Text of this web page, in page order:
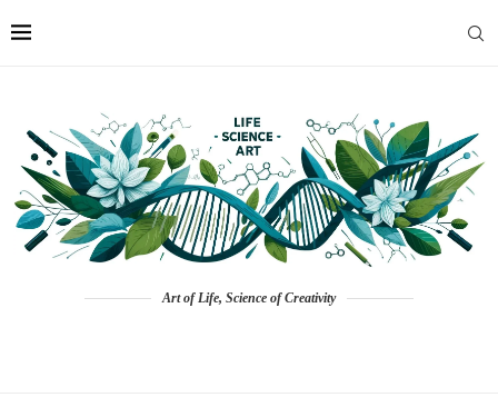
Art of Life, Science of Creativity